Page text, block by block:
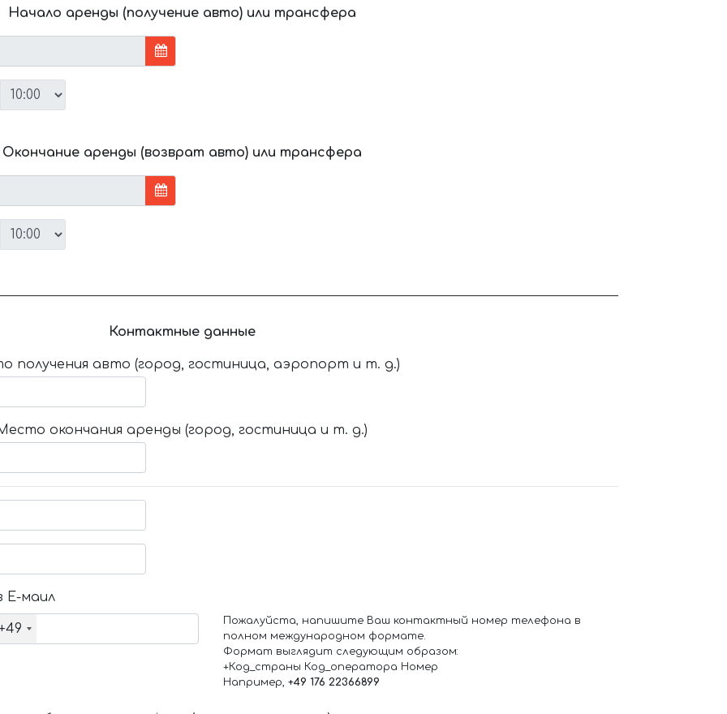
Начало аренды (получение авто) или трансфера
Окончание аренды (возврат авто) или трансфера
Контактные данные
получения авто (город, гостиница, аэропорт и т. д.)
окончания аренды (город, гостиница и т. д.)
Е-маил
Пожалуйста, напишите Ваш контактный номер телефона в
полном международном формате.
Формат выглядит следующим образом:
+Код_страны Код_оператора Номер
Например, +49 176 22366899